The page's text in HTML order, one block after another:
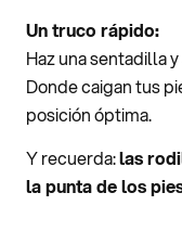
Un truco rápido:
Haz una sentadilla
Donde caigan tus
posición óptima.
Y recuerda:las
la punta de los